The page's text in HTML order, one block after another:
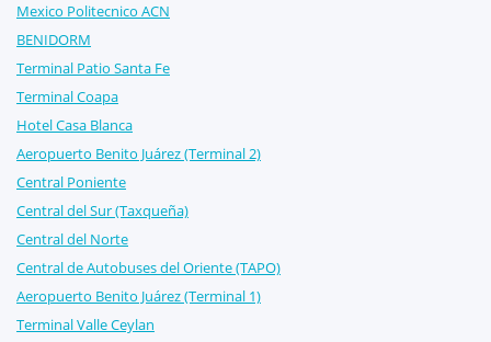
Mexico Politecnico ACN
BENIDORM
Terminal Patio Santa Fe
Terminal Coapa
Hotel Casa Blanca
Aeropuerto Benito Juárez (Terminal 2)
Central Poniente
Central del Sur (Taxqueña)
Central del Norte
Central de Autobuses del Oriente (TAPO)
Aeropuerto Benito Juárez (Terminal 1)
Terminal Valle Ceylan